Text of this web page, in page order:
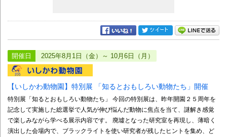
開催日 2025年8月1日（金）～ 10月6日（月）
【いしかわ動物園】特別展 「知るとおもしろい動物たち」開催
特別展「知るとおもしろい動物たち」 今回の特別展は、昨年開園２５周年を
記念して実施した総選挙で人気が伸び悩んだ動物に焦点を当て、謎解き感覚
で楽しみながら学べる展示内容です。 廃墟となった研究室を再現し、薄暗く
演出した会場内で、ブラックライトを使い研究者が残したヒントを集め、ど